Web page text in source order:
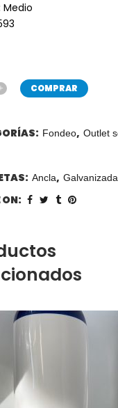
Medio
COMPRAR
Fondeo, Outlet
Ancla, Galvanizada
ON: